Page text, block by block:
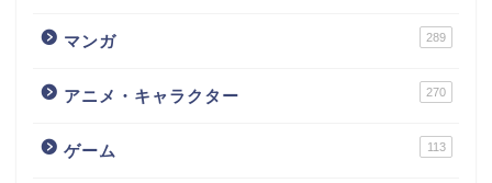
マンガ 289
アニメ・キャラクター 270
ゲーム 113